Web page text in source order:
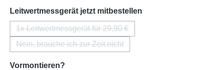
Leitwertmessgerät jetzt mitbestellen
1x Leitwertmessgerät für 29,90 €
(Diese Option ist zurzeit nicht verfügbar.)
Nein, brauche ich zur Zeit nicht
(Diese Option ist zurzeit nicht verfügbar.)
Vormontieren?